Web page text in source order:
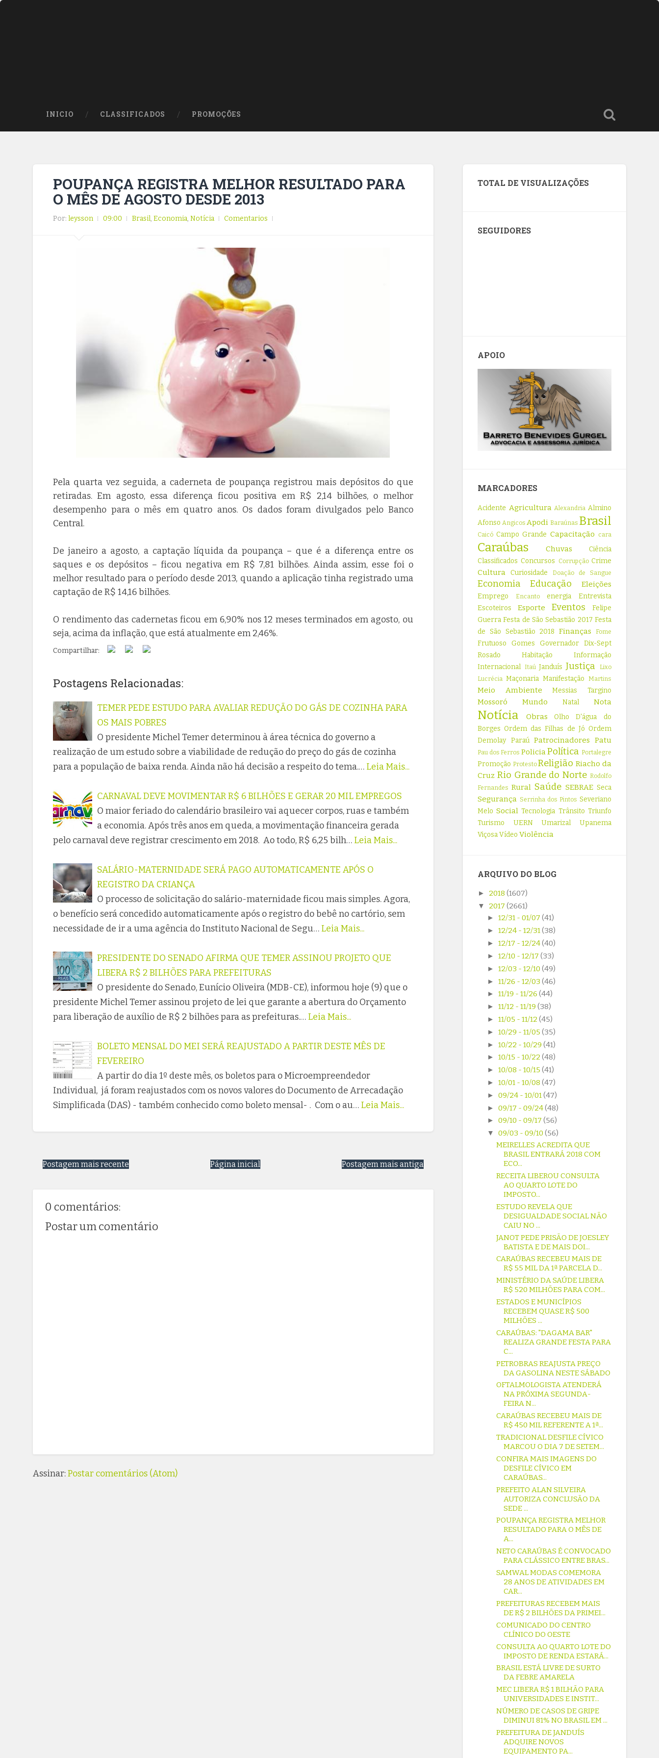
INICIO CLASSIFICADOS PROMOÇÕES
POUPANÇA REGISTRA MELHOR RESULTADO PARA
O MÊS DE AGOSTO DESDE 2013
Por:leysson 09:00 Brasil,Economia,Notícia Comentarios
Pela quarta vez seguida, a caderneta de poupança registrou mais depósitos do que
retiradas. Em agosto, essa diferença ficou positiva em R$ 2,14 bilhões, o melhor
desempenho para o mês em quatro anos. Os dados foram divulgados pelo Banco
Central.
De janeiro a agosto, a captação líquida da poupança – que é a diferença entre os
saques e os depósitos – ficou negativa em R$ 7,81 bilhões. Ainda assim, esse foi o
melhor resultado para o período desde 2013, quando a aplicação tinha registrado uma
captação de R$ 14,16 bilhões.
O rendimento das cadernetas ficou em 6,90% nos 12 meses terminados em agosto, ou
seja, acima da inflação, que está atualmente em 2,46%.
Compartilhar:
Postagens Relacionadas:
TEMER PEDE ESTUDO PARA AVALIAR REDUÇÃO DO GÁS DE COZINHA PARA
OS MAIS POBRES
O presidente Michel Temer determinou à área técnica do governo a
realização de um estudo sobre a viabilidade de redução do preço do gás de cozinha
para a população de baixa renda. Ainda não há decisão a respeito do tema.… Leia Mais...
CARNAVAL DEVE MOVIMENTAR R$ 6 BILHÕES E GERAR 20 MIL EMPREGOS
O maior feriado do calendário brasileiro vai aquecer corpos, ruas e também
a economia. Após três anos em queda, a movimentação financeira gerada
pelo carnaval deve registrar crescimento em 2018. Ao todo, R$ 6,25 bilh… Leia Mais...
SALÁRIO-MATERNIDADE SERÁ PAGO AUTOMATICAMENTE APÓS O
REGISTRO DA CRIANÇA
O processo de solicitação do salário-maternidade ficou mais simples. Agora,
o benefício será concedido automaticamente após o registro do bebê no cartório, sem
necessidade de ir a uma agência do Instituto Nacional de Segu… Leia Mais...
PRESIDENTE DO SENADO AFIRMA QUE TEMER ASSINOU PROJETO QUE
LIBERA R$ 2 BILHÕES PARA PREFEITURAS
O presidente do Senado, Eunício Oliveira (MDB-CE), informou hoje (9) que o
presidente Michel Temer assinou projeto de lei que garante a abertura do Orçamento
para liberação de auxílio de R$ 2 bilhões para as prefeituras.… Leia Mais...
BOLETO MENSAL DO MEI SERÁ REAJUSTADO A PARTIR DESTE MÊS DE
FEVEREIRO
A partir do dia 1º deste mês, os boletos para o Microempreendedor
Individual, já foram reajustados com os novos valores do Documento de Arrecadação
Simplificada (DAS) - também conhecido como boleto mensal- . Com o au… Leia Mais...
Postagem mais recente Postagem mais antiga
Página inicial
0 comentários:
Postar um comentário
Assinar:Postar comentários (Atom)
TOTAL DE VISUALIZAÇÕES
SEGUIDORES
APOIO
MARCADORES
Acidente Agricultura Alexandria Almino
Afonso Angicos Apodi Baraúnas Brasil
Caicó Campo Grande Capacitação cara
Caraúbas Chuvas
Ciência
Classificados Concursos Corrupção Crime
Cultura Curiosidade Doação de Sangue
Economia Educação Eleições
Emprego Encanto energia
Entrevista
Escoteiros
Esporte Eventos
Felipe
Guerra Festa de São Sebastião 2017 Festa
de São Sebastião 2018 Finanças Fome
Frutuoso Gomes
Governador Dix-Sept
Rosado
Habitação
Informação
Internacional
Itaú Janduís Justiça
Lixo
Lucrécia Maçonaria Manifestação Martins
Meio Ambiente Messias Targino
Mossoró Mundo Natal Nota
Notícia Obras
Olho D'água do
Borges Ordem das Filhas de Jó Ordem
Demolay Paraú Patrocinadores Patu
Pau dos Ferros PoliciaPolítica Portalegre
Promoção ProtestoReligião Riacho da
Cruz Rio Grande do Norte Rodolfo
Fernandes Rural Saúde SEBRAE Seca
Segurança Serrinha dos Pintos Severiano
Melo Social Tecnologia Trânsito Triunfo
Turismo
UERN Umarizal
Upanema
ViçosaVídeo Violência
ARQUIVO DO BLOG
► 2018(1607)
▼ 2017(2661)
► 12/31 - 01/07 (41)
► 12/24 - 12/31(38)
► 12/17 - 12/24(40)
► 12/10 - 12/17 (33)
► 12/03 - 12/10 (49)
► 11/26 - 12/03 (46)
► 11/19 - 11/26 (44)
► 11/12 - 11/19 (38)
► 11/05 - 11/12 (45)
► 10/29 - 11/05 (35)
► 10/22 - 10/29 (41)
► 10/15 - 10/22 (48)
► 10/08 - 10/15 (41)
► 10/01 - 10/08 (47)
► 09/24 - 10/01(47)
► 09/17 - 09/24(48)
► 09/10 - 09/17 (56)
▼ 09/03 - 09/10 (56)
MEIRELLES ACREDITA QUE
BRASIL ENTRARÁ 2018 COM
ECO...
RECEITA LIBEROU CONSULTA
AO QUARTO LOTE DO
IMPOSTO...
ESTUDO REVELA QUE
DESIGUALDADE SOCIAL NÃO
CAIU NO ...
JANOT PEDE PRISÃO DE JOESLEY
BATISTA E DE MAIS DOI...
CARAÚBAS RECEBEU MAIS DE
R$ 55 MIL DA 1ª PARCELA D...
MINISTÉRIO DA SAÚDE LIBERA
R$ 520 MILHÕES PARA COM...
ESTADOS E MUNICÍPIOS
RECEBEM QUASE R$ 500
MILHÕES ...
CARAÚBAS: "DAGAMA BAR"
REALIZA GRANDE FESTA PARA
C...
PETROBRAS REAJUSTA PREÇO
DA GASOLINA NESTE SÁBADO
OFTALMOLOGISTA ATENDERÁ
NA PRÓXIMA SEGUNDA-
FEIRA N...
CARAÚBAS RECEBEU MAIS DE
R$ 450 MIL REFERENTE A 1ª...
TRADICIONAL DESFILE CÍVICO
MARCOU O DIA 7 DE SETEM...
CONFIRA MAIS IMAGENS DO
DESFILE CÍVICO EM
CARAÚBAS...
PREFEITO ALAN SILVEIRA
AUTORIZA CONCLUSÃO DA
SEDE ...
POUPANÇA REGISTRA MELHOR
RESULTADO PARA O MÊS DE
A...
NETO CARAÚBAS É CONVOCADO
PARA CLÁSSICO ENTRE BRAS...
SAMWAL MODAS COMEMORA
28 ANOS DE ATIVIDADES EM
CAR...
PREFEITURAS RECEBEM MAIS
DE R$ 2 BILHÕES DA PRIMEI...
COMUNICADO DO CENTRO
CLÍNICO DO OESTE
CONSULTA AO QUARTO LOTE DO
IMPOSTO DE RENDA ESTARÁ...
BRASIL ESTÁ LIVRE DE SURTO
DA FEBRE AMARELA
MEC LIBERA R$ 1 BILHÃO PARA
UNIVERSIDADES E INSTIT...
NÚMERO DE CASOS DE GRIPE
DIMINUI 81% NO BRASIL EM ...
PREFEITURA DE JANDUÍS
ADQUIRE NOVOS
EQUIPAMENTO PA...